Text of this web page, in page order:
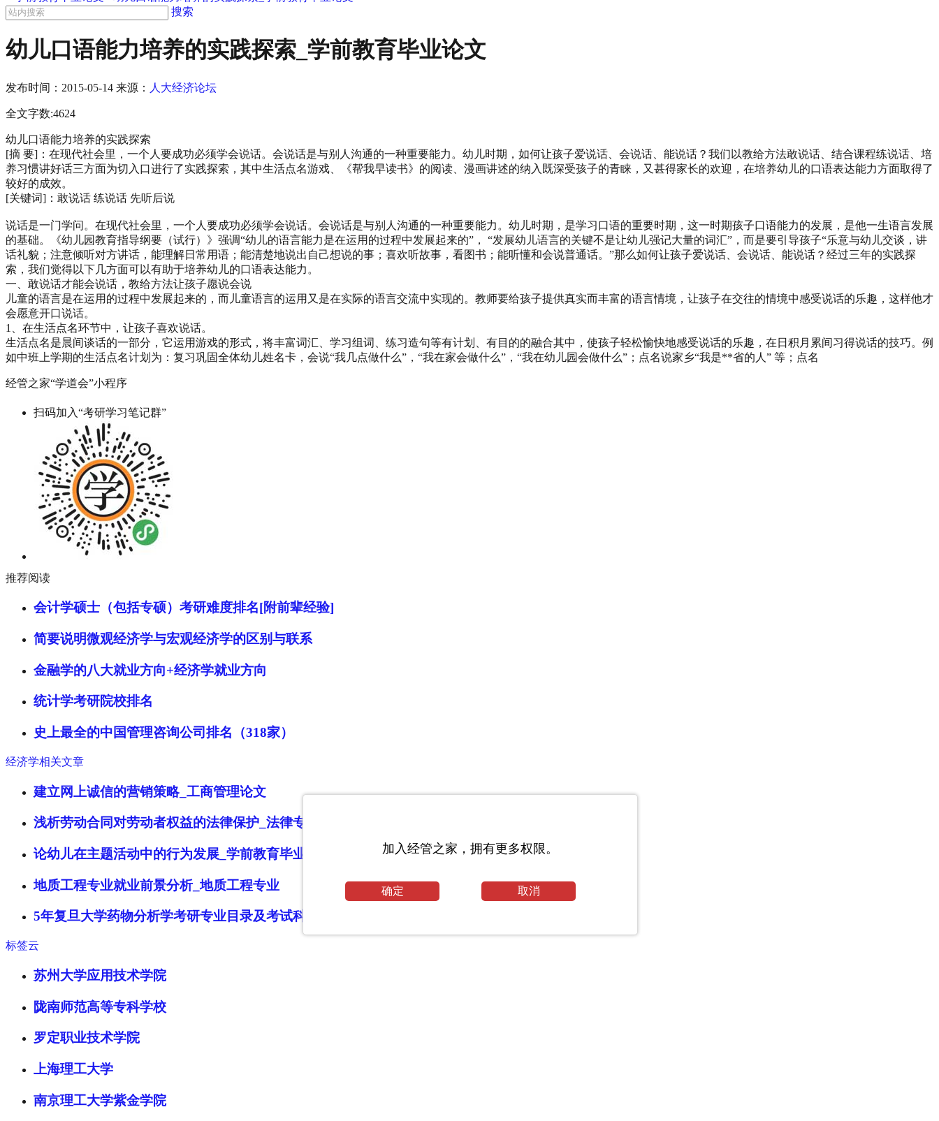
搜索
幼儿口语能力培养的实践探索_学前教育毕业论文
发布时间： 2015-05-14 来源： 人大经济论坛
全文字数:4624
幼儿口语能力培养的实践探索
[摘 要]：在现代社会里，一个人要成功必须学会说话。会说话是与别人沟通的一种重要能力。幼儿时期，如何让孩子爱说话、会说话、能说话？我们以教给方法敢说话、结合课程练说话、培
养习惯讲好话三方面为切入口进行了实践探索，其中生活点名游戏、《帮我早读书》的阅读、漫画讲述的纳入既深受孩子的青睐，又甚得家长的欢迎，在培养幼儿的口语表达能力方面取得了
较好的成效。
[关键词]：敢说话 练说话 先听后说
说话是一门学问。在现代社会里，一个人要成功必须学会说话。会说话是与别人沟通的一种重要能力。幼儿时期，是学习口语的重要时期，这一时期孩子口语能力的发展，是他一生语言发展
的基础。《幼儿园教育指导纲要（试行）》强调“幼儿的语言能力是在运用的过程中发展起来的”， “发展幼儿语言的关键不是让幼儿强记大量的词汇”，而是要引导孩子“乐意与幼儿交谈，讲
话礼貌；注意倾听对方讲话，能理解日常用语；能清楚地说出自己想说的事；喜欢听故事，看图书；能听懂和会说普通话。”那么如何让孩子爱说话、会说话、能说话？经过三年的实践探
索，我们觉得以下几方面可以有助于培养幼儿的口语表达能力。
一、敢说话才能会说话，教给方法让孩子愿说会说
儿童的语言是在运用的过程中发展起来的，而儿童语言的运用又是在实际的语言交流中实现的。教师要给孩子提供真实而丰富的语言情境，让孩子在交往的情境中感受说话的乐趣，这样他才
会愿意开口说话。
1、在生活点名环节中，让孩子喜欢说话。
生活点名是晨间谈话的一部分，它运用游戏的形式，将丰富词汇、学习组词、练习造句等有计划、有目的的融合其中，使孩子轻松愉快地感受说话的乐趣，在日积月累间习得说话的技巧。例
如中班上学期的生活点名计划为：复习巩固全体幼儿姓名卡，会说“我几点做什么”，“我在家会做什么”，“我在幼儿园会做什么”；点名说家乡“我是**省的人” 等；点名
经管之家“学道会”小程序
扫码加入“考研学习笔记群”
推荐阅读
会计学硕士（包括专硕）考研难度排名[附前辈经验]
简要说明微观经济学与宏观经济学的区别与联系
金融学的八大就业方向+经济学就业方向
统计学考研院校排名
史上最全的中国管理咨询公司排名（318家）
经济学相关文章
建立网上诚信的营销策略_工商管理论文
浅析劳动合同对劳动者权益的法律保护_法律专业论文
论幼儿在主题活动中的行为发展_学前教育毕业论文
地质工程专业就业前景分析_地质工程专业
5年复旦大学药物分析学考研专业目录及考试科目_复旦大学考研网
标签云
苏州大学应用技术学院
陇南师范高等专科学校
罗定职业技术学院
上海理工大学
南京理工大学紫金学院
加入经管之家，拥有更多权限。
确定 取消